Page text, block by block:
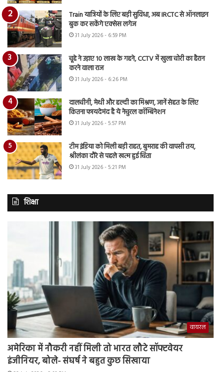
Train यात्रियों के लिए बड़ी सुविधा, अब IRCTC से ऑनलाइन
बुक कर सकेंगे एक्सेस लगेज
31 July 2026 - 6:59 PM
चूहे ने उड़ाए 10 लाख के गहने, CCTV में खुला चोरी का हैरान
करने वाला राज
31 July 2026 - 6:26 PM
दालचीनी, मेथी और हल्दी का मिश्रण, जानें सेहत के लिए
कितना फायदेमंद है ये नेचुरल कॉम्बिनेशन
31 July 2026 - 5:57 PM
टीम इंडिया को मिली बड़ी राहत, बुमराह की वापसी तय,
श्रीलंका दौरे से पहले खत्म हुई चिंता
31 July 2026 - 5:21 PM
शिक्षा
वायरल
अमेरिका में नौकरी नहीं मिली तो भारत लौटे सॉफ्टवेयर
इंजीनियर, बोले- संघर्ष ने बहुत कुछ सिखाया